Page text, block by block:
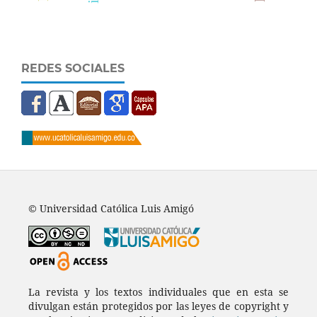
REDES SOCIALES
© Universidad Católica Luis Amigó
La revista y los textos individuales que en esta se
divulgan están protegidos por las leyes de copyright y